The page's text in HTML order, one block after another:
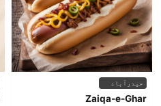
حیدرآباد
Zaiqa-e-Ghar